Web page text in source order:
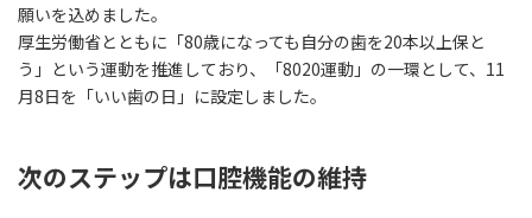
願いを込めました。
厚生労働省とともに「80歳になっても自分の歯を20本以上保と
う」という運動を推進しており、「8020運動」の一環として、11
月8日を「いい歯の日」に設定しました。
次のステップは口腔機能の維持